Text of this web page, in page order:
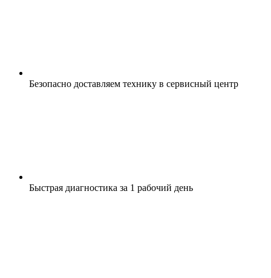
Безопасно доставляем технику в сервисный центр
Быстрая диагностика за 1 рабочий день